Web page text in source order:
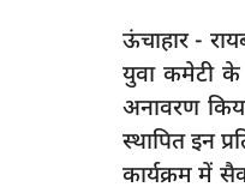
ऊंचाहार -
युवा कमेटी के
अनावरण
स्थापित इन
कार्यक्रम में